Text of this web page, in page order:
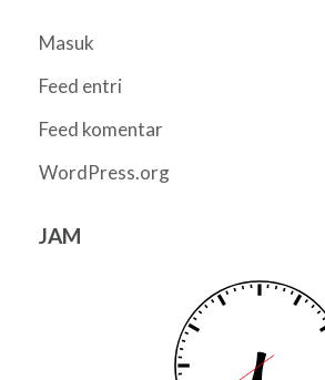
Masuk
Feed entri
Feed komentar
WordPress.org
JAM